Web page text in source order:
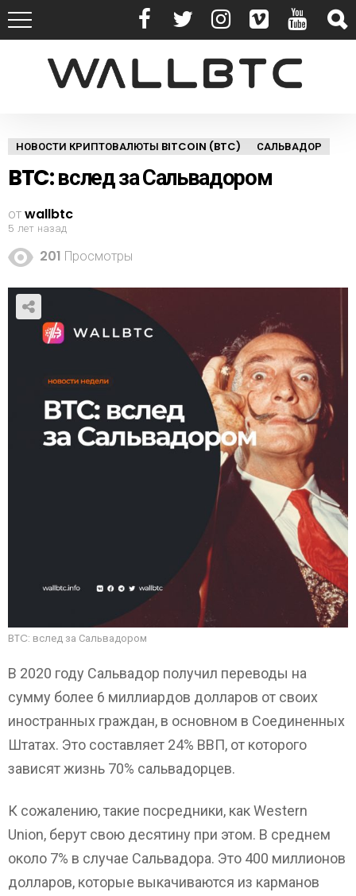
НОВОСТИ КРИПТОВАЛЮТЫ BITCOIN (BTC) САЛЬВАДОР
BTC: вслед за Сальвадором
отwallbtc
5 лет назад
201 Просмотры
BTC: вслед за Сальвадором
В 2020 году Сальвадор получил переводы на
сумму более 6 миллиардов долларов от своих
иностранных граждан, в основном в Соединенных
Штатах. Это составляет 24% ВВП, от которого
зависят жизнь 70% сальвадорцев.
К сожалению, такие посредники, как Western
Union, берут свою десятину при этом. В среднем
около 7% в случае Сальвадора. Это 400 миллионов
долларов, которые выкачиваются из карманов